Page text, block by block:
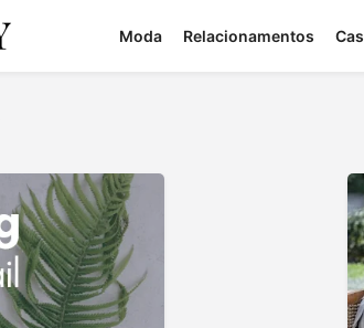
Moda Relacionamentos